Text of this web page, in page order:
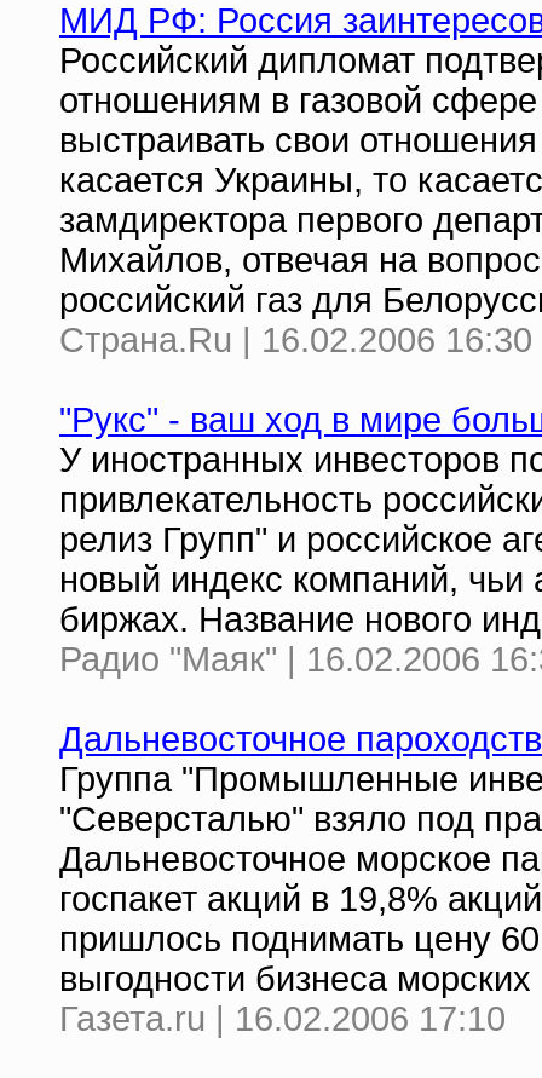
МИД РФ: Россия
Российский дипломат
отношениям в газовой
выстраивать свои
касается Украины, то
замдиректора первого
Михайлов, отвечая на
российский газ для
Страна.Ru | 16.02.2006 16:30
"Рукс" - ваш ход в мире
У иностранных инвесторов
привлекательность
релиз Групп" и российское
новый индекс компаний,
биржах. Название нового
Радио "Маяк" | 16.02.2006
Дальневосточное
Группа "Промышленные
"Cеверсталью" взяло под
Дальневосточное морское
госпакет акций в 19,8%
пришлось поднимать цену 60
выгодности бизнеса морских
Газета.ru | 16.02.2006 17:10